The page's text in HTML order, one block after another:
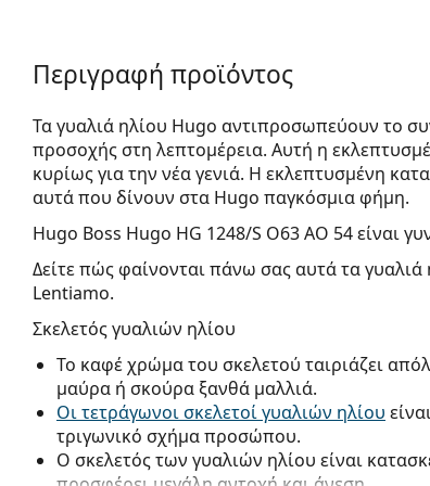
Περιγραφή προϊόντος
Τα γυαλιά ηλίου Hugo αντιπροσωπεύουν το
προσοχής στη λεπτομέρεια. Αυτή η
κυρίως για την νέα γενιά. Η εκλεπτυσμένη
αυτά που δίνουν στα Hugo παγκόσμια φήμη.
Hugo Boss Hugo HG 1248/S O63 AO 54είναι
Δείτε πώς φαίνονται πάνω σας αυτά τα
Lentiamo.
Σκελετός γυαλιών ηλίου
Το καφέ χρώμα του σκελετού ταιριάζει
μαύρα ή σκούρα ξανθά μαλλιά.
Οι τετράγωνοι σκελετοί γυαλιών ηλίου
τριγωνικό σχήμα προσώπου.
Ο σκελετός των γυαλιών ηλίου είναι